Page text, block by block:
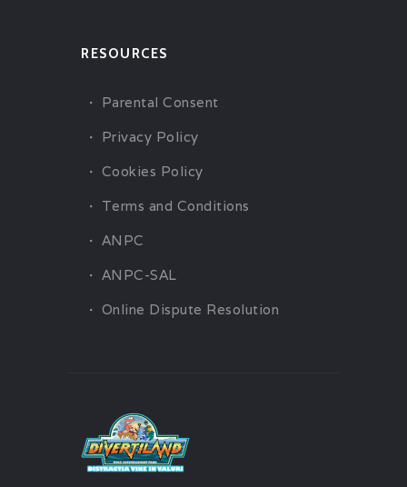
RESOURCES
Parental Consent
Privacy Policy
Cookies Policy
Terms and Conditions
ANPC
ANPC-SAL
Online Dispute Resolution